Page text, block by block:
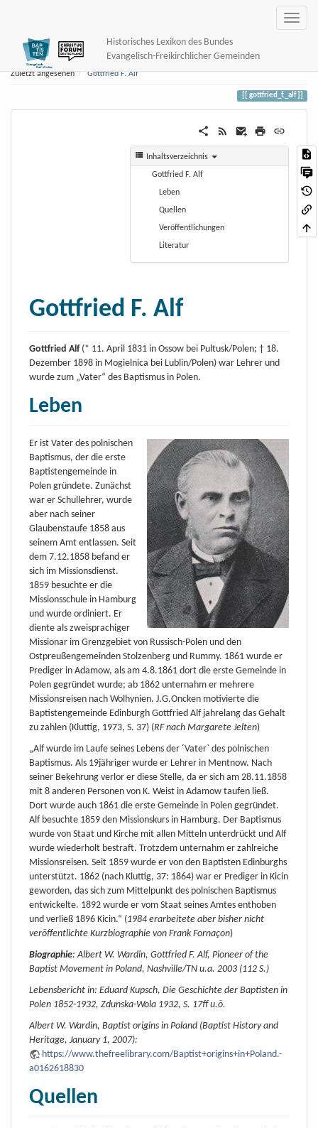
Historisches Lexikon des Bundes
Evangelisch-Freikirchlicher Gemeinden
Zuletzt angesehen Gottfried F. Alf
gottfried_f._alf
Inhaltsverzeichnis
Gottfried F. Alf
Leben
Quellen
Veröffentlichungen
Literatur
Gottfried F. Alf
Gottfried Alf (* 11. April 1831 in Ossow bei Pultusk/Polen; † 18.
Dezember 1898 in Mogielnica bei Lublin/Polen) war Lehrer und
wurde zum „Vater“ des Baptismus in Polen.
Leben
Er ist Vater des polnischen
Baptismus, der die erste
Baptistengemeinde in
Polen gründete. Zunächst
war er Schullehrer, wurde
aber nach seiner
Glaubenstaufe 1858 aus
seinem Amt entlassen. Seit
dem 7.12.1858 befand er
sich im Missionsdienst.
1859 besuchte er die
Missionsschule in Hamburg
und wurde ordiniert. Er
diente als zweisprachiger
Missionar im Grenzgebiet von Russisch-Polen und den
Ostpreußengemeinden Stolzenberg und Rummy. 1861 wurde er
Prediger in Adamow, als am 4.8.1861 dort die erste Gemeinde in
Polen gegründet wurde; ab 1862 unternahm er mehrere
Missionsreisen nach Wolhynien. J.G.Oncken motivierte die
Baptistengemeinde Edinburgh Gottfried Alf jahrelang das Gehalt
zu zahlen (Kluttig, 1973, S. 37) (RF nach Margarete Jelten)
„Alf wurde im Laufe seines Lebens der ´Vater` des polnischen
Baptismus. Als 19jähriger wurde er Lehrer in Mentnow. Nach
seiner Bekehrung verlor er diese Stelle, da er sich am 28.11.1858
mit 8 anderen Personen von K. Weist in Adamow taufen ließ.
Dort wurde auch 1861 die erste Gemeinde in Polen gegründet.
Alf besuchte 1859 den Missionskurs in Hamburg. Der Baptismus
wurde von Staat und Kirche mit allen Mitteln unterdrückt und Alf
wurde wiederholt bestraft. Trotzdem unternahm er zahlreiche
Missionsreisen. Seit 1859 wurde er von den Baptisten Edinburghs
unterstützt. 1862 (nach Kluttig, 37: 1864) war er Prediger in Kicin
geworden, das sich zum Mittelpunkt des polnischen Baptismus
entwickelte. 1892 wurde er vom Staat seines Amtes enthoben
und verließ 1896 Kicin.“ (1984 erarbeitete aber bisher nicht
veröffentlichte Kurzbiographie von Frank Fornaçon)
Biographie: Albert W. Wardin, Gottfried F. Alf, Pioneer of the
Baptist Movement in Poland, Nashville/TN u.a. 2003 (112 S.)
Lebensbericht in: Eduard Kupsch, Die Geschichte der Baptisten in
Polen 1852-1932, Zdunska-Wola 1932, S. 17ff u.ö.
Albert W. Wardin, Baptist origins in Poland (Baptist History and
Heritage, January 1, 2007):
https://www.thefreelibrary.com/Baptist+origins+in+Poland.-
a0162618830
Quellen